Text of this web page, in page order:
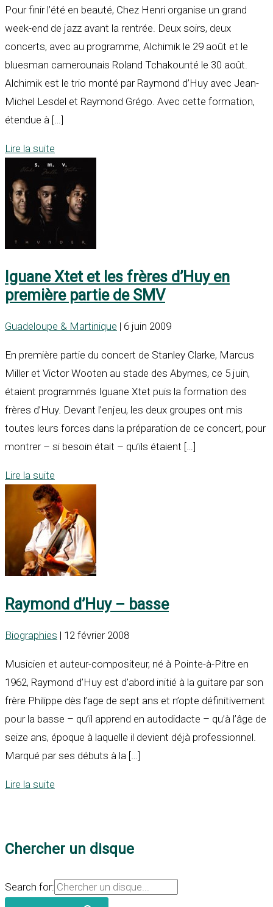
Pour finir l’été en beauté, Chez Henri organise un grand
week-end de jazz avant la rentrée. Deux soirs, deux
concerts, avec au programme, Alchimik le 29 août et le
bluesman camerounais Roland Tchakounté le 30 août.
Alchimik est le trio monté par Raymond d’Huy avec Jean-
Michel Lesdel et Raymond Grégo. Avec cette formation,
étendue à […]
Lire la suite
Iguane Xtet et les frères d’Huy en
première partie de SMV
Guadeloupe & Martinique | 6 juin 2009
En première partie du concert de Stanley Clarke, Marcus
Miller et Victor Wooten au stade des Abymes, ce 5 juin,
étaient programmés Iguane Xtet puis la formation des
frères d’Huy. Devant l’enjeu, les deux groupes ont mis
toutes leurs forces dans la préparation de ce concert, pour
montrer – si besoin était – qu’ils étaient […]
Lire la suite
Raymond d’Huy – basse
Biographies | 12 février 2008
Musicien et auteur-compositeur, né à Pointe-à-Pitre en
1962, Raymond d’Huy est d’abord initié à la guitare par son
frère Philippe dès l’age de sept ans et n’opte définitivement
pour la basse – qu’il apprend en autodidacte – qu’à l’âge de
seize ans, époque à laquelle il devient déjà professionnel.
Marqué par ses débuts à la […]
Lire la suite
Chercher un disque
Search for: